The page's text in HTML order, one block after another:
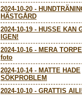
2024-10-20 -
HÄSTGÅRD
2024-10-19 - HUSSE KAN
IGEN!
2024-10-16 - MERA
foto
2024-10-14- MATTE HADE
SÖKPROBLEM
2024-10-10 - GRATTIS